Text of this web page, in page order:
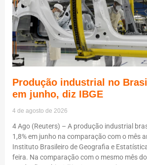
Produção industrial no
em junho, diz IBGE
4 de agosto de 2026
4 Ago (Reuters) – A produção industrial
1,8% em junho na comparação com o mês
Instituto Brasileiro de Geografia e
feira. Na comparação com o mesmo mês